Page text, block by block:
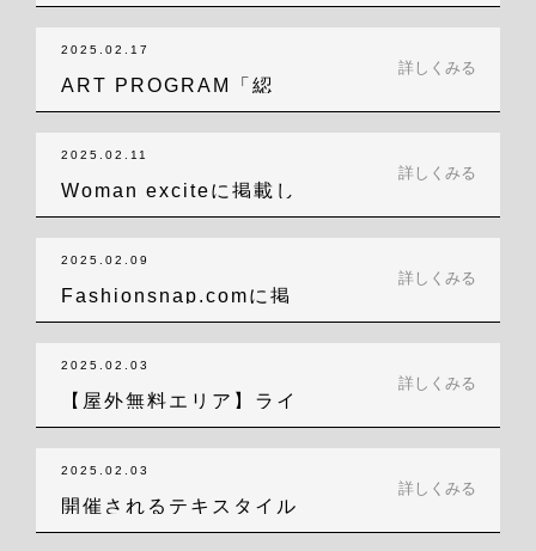
いただきました！
2025.02.17
ART PROGRAM「綛
（かせ）の…
詳しくみる
2025.02.11
Woman exciteに掲載し
てい…
詳しくみる
2025.02.09
Fashionsnap.comに掲
載…
詳しくみる
2025.02.03
【屋外無料エリア】ライ
ブ感を楽しめる…
詳しくみる
2025.02.03
開催されるテキスタイル
ワークショップ…
詳しくみる